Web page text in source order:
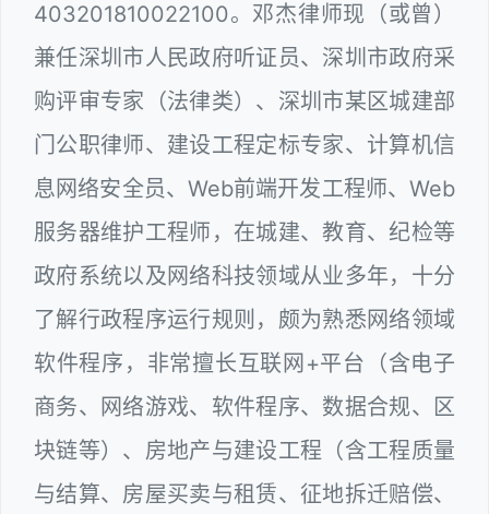
403201810022100。邓杰律师现（或曾）
兼任深圳市人民政府听证员、深圳市政府采
购评审专家（法律类）、深圳市某区城建部
门公职律师、建设工程定标专家、计算机信
息网络安全员、Web前端开发工程师、Web
服务器维护工程师，在城建、教育、纪检等
政府系统以及网络科技领域从业多年，十分
了解行政程序运行规则，颇为熟悉网络领域
软件程序，非常擅长互联网+平台（含电子
商务、网络游戏、软件程序、数据合规、区
块链等）、房地产与建设工程（含工程质量
与结算、房屋买卖与租赁、征地拆迁赔偿、